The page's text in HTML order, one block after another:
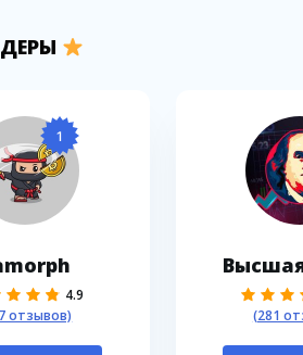
1
4.9
отзывов)
(281